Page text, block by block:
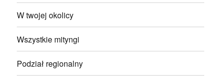
W twojej okolicy
Wszystkie mityngi
Podział regionalny